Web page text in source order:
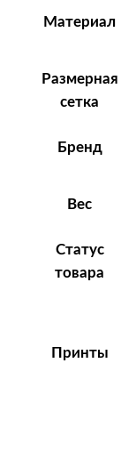
a
Материал
Размерная
сетка
Бренд
Вес
Статус
товара
Принты